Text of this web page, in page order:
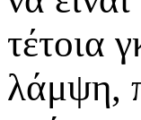
τέτοια
λάμψη,